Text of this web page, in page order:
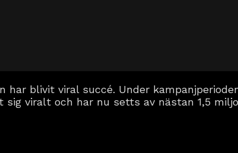
har blivit viral succé. Under
sig viralt och har nu setts av nästan 1,5